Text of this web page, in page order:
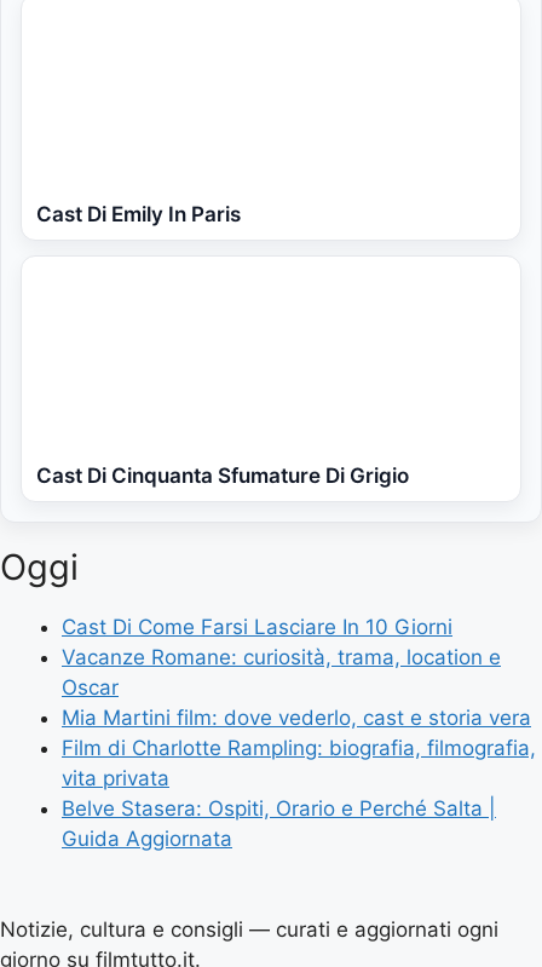
Cast Di Emily In Paris
Cast Di Cinquanta Sfumature Di Grigio
Oggi
Cast Di Come Farsi Lasciare In 10 Giorni
Vacanze Romane: curiosità, trama, location e
Oscar
Mia Martini film: dove vederlo, cast e storia vera
Film di Charlotte Rampling: biografia, filmografia,
vita privata
Belve Stasera: Ospiti, Orario e Perché Salta |
Guida Aggiornata
Notizie, cultura e consigli — curati e aggiornati ogni
giorno su filmtutto.it.